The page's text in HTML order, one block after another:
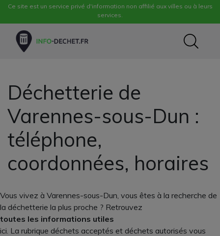
Ce site est un service privé d'information non affilié aux villes ou à leurs
services.
Déchetterie de
Varennes-sous-Dun :
téléphone,
coordonnées, horaires
Vous vivez à Varennes-sous-Dun, vous êtes à la recherche de
la déchetterie la plus proche ? Retrouvez
toutes les informations utiles
ici. La rubrique déchets acceptés et déchets autorisés vous